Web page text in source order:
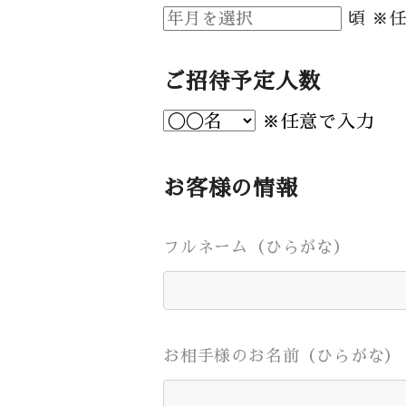
頃 ※任
ご招待予定人数
※任意で入力
お客様の情報
フルネーム（ひらがな）
お相手様のお名前（ひらがな）